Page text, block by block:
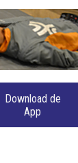
Download de
App